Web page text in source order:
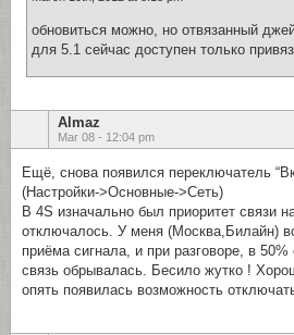
обновиться можно, но отвязанный
для 5.1 сейчас доступен только
Almaz
Mar 08 - 12:04 pm
Ещё, снова появился переключатель
(Настройки->Основные->Сеть)
В 4S изначально был приоритет связи
отключалось. У меня (Москва,Билайн)
приёма сигнала, и при разговоре, в 50%
связь обрывалась. Бесило жутко !
опять появилась возможность